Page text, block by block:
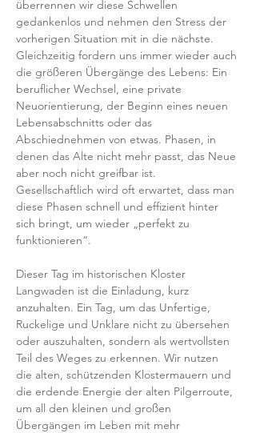
überrennen wir diese Schwellen
gedankenlos und nehmen den Stress der
vorherigen Situation mit in die nächste.
Gleichzeitig fordern uns immer wieder auch
die größeren Übergänge des Lebens: Ein
beruflicher Wechsel, eine private
Neuorientierung, der Beginn eines neuen
Lebensabschnitts oder das
Abschiednehmen von etwas. Phasen, in
denen das Alte nicht mehr passt, das Neue
aber noch nicht greifbar ist.
Gesellschaftlich wird oft erwartet, dass man
diese Phasen schnell und effizient hinter
sich bringt, um wieder „perfekt zu
funktionieren“.
Dieser Tag im historischen Kloster
Langwaden ist die Einladung, kurz
anzuhalten. Ein Tag, um das Unfertige,
Ruckelige und Unklare nicht zu übersehen
oder auszuhalten, sondern als wertvollsten
Teil des Weges zu erkennen. Wir nutzen
die alten, schützenden Klostermauern und
die erdende Energie der alten Pilgerroute,
um all den kleinen und großen
Übergängen im Leben mit mehr